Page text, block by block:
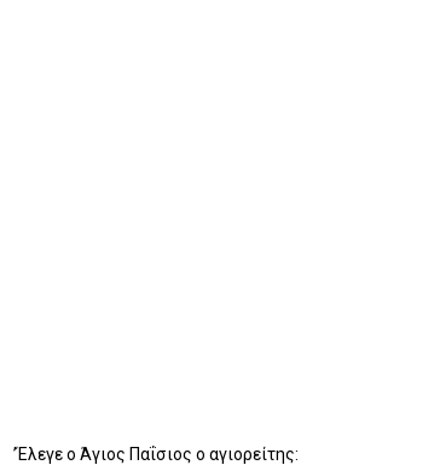
’Έλεγε ο Άγιος Παΐσιος ο αγιορείτης: